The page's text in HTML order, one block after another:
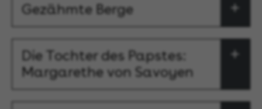
Gezähmte Berge
Die Tochter des Papstes:
Margarethe von Savoyen